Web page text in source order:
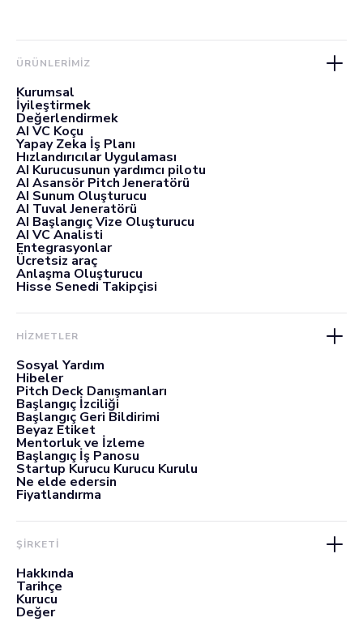
ÜRÜNLERIMIZ
Kurumsal
İyileştirmek
Değerlendirmek
AI VC Koçu
Yapay Zeka İş Planı
Hızlandırıcılar Uygulaması
AI Kurucusunun yardımcı pilotu
AI Asansör Pitch Jeneratörü
AI Sunum Oluşturucu
AI Tuval Jeneratörü
AI Başlangıç Vize Oluşturucu
AI VC Analisti
Entegrasyonlar
Ücretsiz araç
Anlaşma Oluşturucu
Hisse Senedi Takipçisi
HİZMETLER
Sosyal Yardım
Hibeler
Pitch Deck Danışmanları
Başlangıç İzciliği
Başlangıç Geri Bildirimi
Beyaz Etiket
Mentorluk ve İzleme
Başlangıç İş Panosu
Startup Kurucu Kurucu Kurulu
Ne elde edersin
Fiyatlandırma
ŞİRKETİ
Hakkında
Tarihçe
Kurucu
Değer